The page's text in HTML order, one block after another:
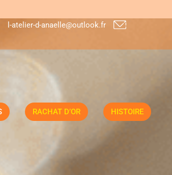
l-atelier-d-anaelle@outlook.fr
RACHAT D’OR
HISTOIRE